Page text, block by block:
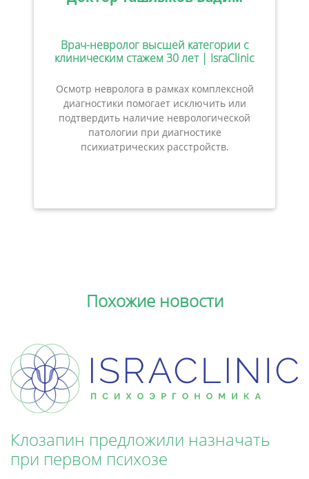
Врач-невролог высшей категории с
клиническим стажем 30 лет | IsraClinic
Осмотр невролога в рамках комплексной
диагностики помогает исключить или
подтвердить наличие неврологической
патологии при диагностике
психиатрических расстройств.
Похожие новости
Клозапин предложили назначать
при первом психозе